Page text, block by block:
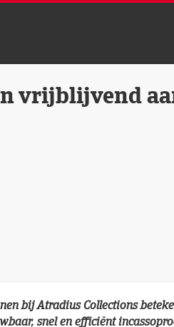
vrijblijvend
bij Atradius Collections
snel en efficiënt